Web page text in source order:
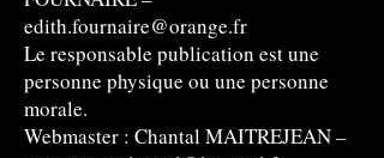
edith.fournaire@orange.fr
Le responsable publication est une
personne physique ou une personne
morale.
Webmaster : Chantal MAITREJEAN –